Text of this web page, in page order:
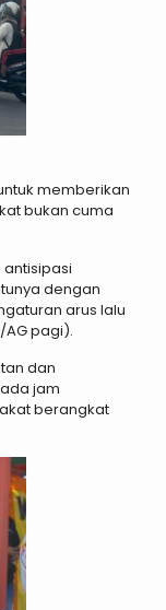
memberikan
bukan cuma
dengan
arus lalu
pagi).
dan
jam
berangkat